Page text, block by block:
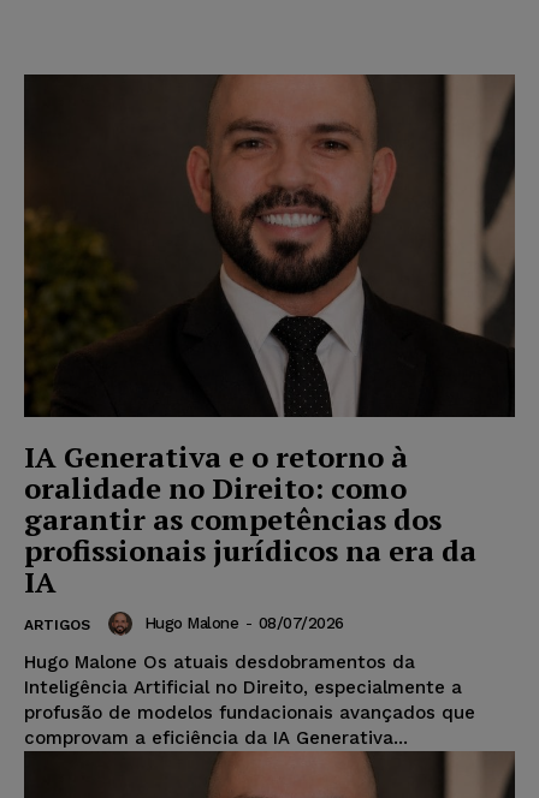
IA Generativa e o retorno à
oralidade no Direito: como
garantir as competências dos
profissionais jurídicos na era da
IA
ARTIGOS Hugo Malone - 08/07/2026
Hugo Malone Os atuais desdobramentos da
Inteligência Artificial no Direito, especialmente a
profusão de modelos fundacionais avançados que
comprovam a eficiência da IA Generativa...